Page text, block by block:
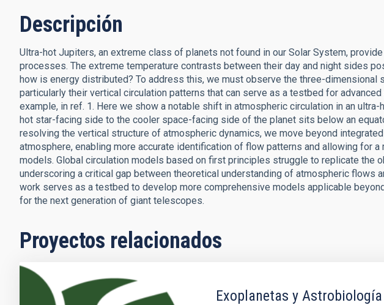
Descripción
Ultra-hot Jupiters, an extreme class of planets not found in our Solar System,
processes. The extreme temperature contrasts between their day and night sides
how is energy distributed? To address this, we must observe the three-dimensional
particularly their vertical circulation patterns that can serve as a testbed for
example, in ref. 1. Here we show a notable shift in atmospheric circulation in an
hot star-facing side to the cooler space-facing side of the planet sits below an
resolving the vertical structure of atmospheric dynamics, we move beyond
atmosphere, enabling more accurate identification of flow patterns and allowing for a
models. Global circulation models based on first principles struggle to replicate the
underscoring a critical gap between theoretical understanding of atmospheric flows
work serves as a testbed to develop more comprehensive models applicable
for the next generation of giant telescopes.
Proyectos relacionados
Exoplanetas y Astrobiología